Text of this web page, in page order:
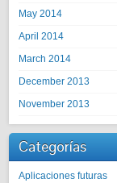
May 2014
April 2014
March 2014
December 2013
November 2013
Categorías
Aplicaciones futuras